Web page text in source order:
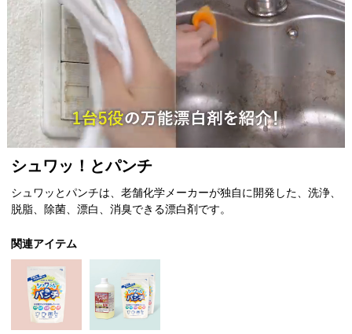
1
1
シュワッ！とパンチ
シュワッとパンチは、老舗化学メーカーが独自に開発した、洗浄、
脱脂、除菌、漂白、消臭できる漂白剤です。
関連アイテム